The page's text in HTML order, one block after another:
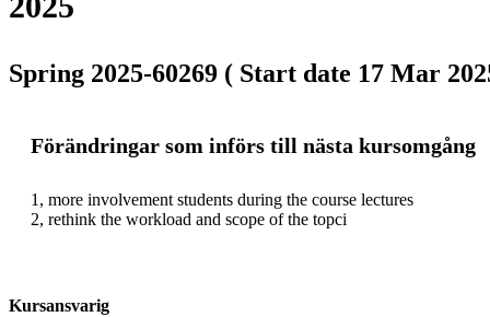
Spring 2025-60269 ( Start date 17 Mar
Förändringar som införs till nästa kursomgång
1, more involvement students during the course lectures
2, rethink the workload and scope of the topci
Kursansvarig